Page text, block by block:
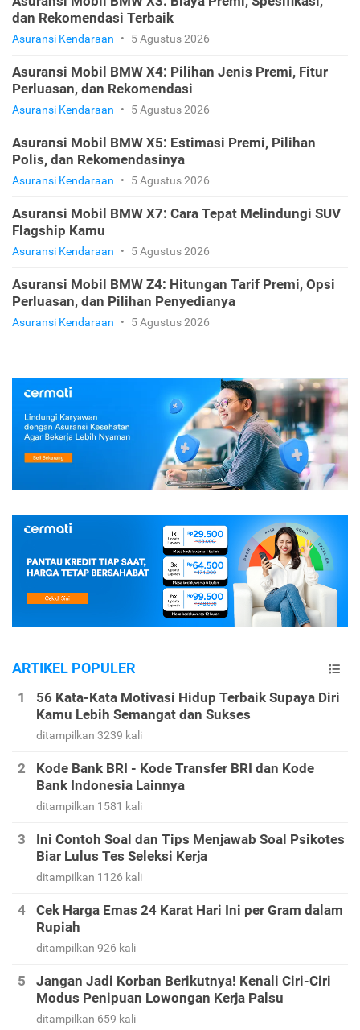
dan Rekomendasi Terbaik
Asuransi Kendaraan • 5 Agustus 2026
Asuransi Mobil BMW X4: Pilihan Jenis Premi, Fitur
Perluasan, dan Rekomendasi
Asuransi Kendaraan • 5 Agustus 2026
Asuransi Mobil BMW X5: Estimasi Premi, Pilihan
Polis, dan Rekomendasinya
Asuransi Kendaraan • 5 Agustus 2026
Asuransi Mobil BMW X7: Cara Tepat Melindungi SUV
Flagship Kamu
Asuransi Kendaraan • 5 Agustus 2026
Asuransi Mobil BMW Z4: Hitungan Tarif Premi, Opsi
Perluasan, dan Pilihan Penyedianya
Asuransi Kendaraan • 5 Agustus 2026
ARTIKEL POPULER
56 Kata-Kata Motivasi Hidup Terbaik Supaya Diri
Kamu Lebih Semangat dan Sukses
ditampilkan 3239 kali
Kode Bank BRI - Kode Transfer BRI dan Kode
Bank Indonesia Lainnya
ditampilkan 1581 kali
Ini Contoh Soal dan Tips Menjawab Soal Psikotes
Biar Lulus Tes Seleksi Kerja
ditampilkan 1126 kali
Cek Harga Emas 24 Karat Hari Ini per Gram dalam
Rupiah
ditampilkan 926 kali
Jangan Jadi Korban Berikutnya! Kenali Ciri-Ciri
Modus Penipuan Lowongan Kerja Palsu
ditampilkan 659 kali